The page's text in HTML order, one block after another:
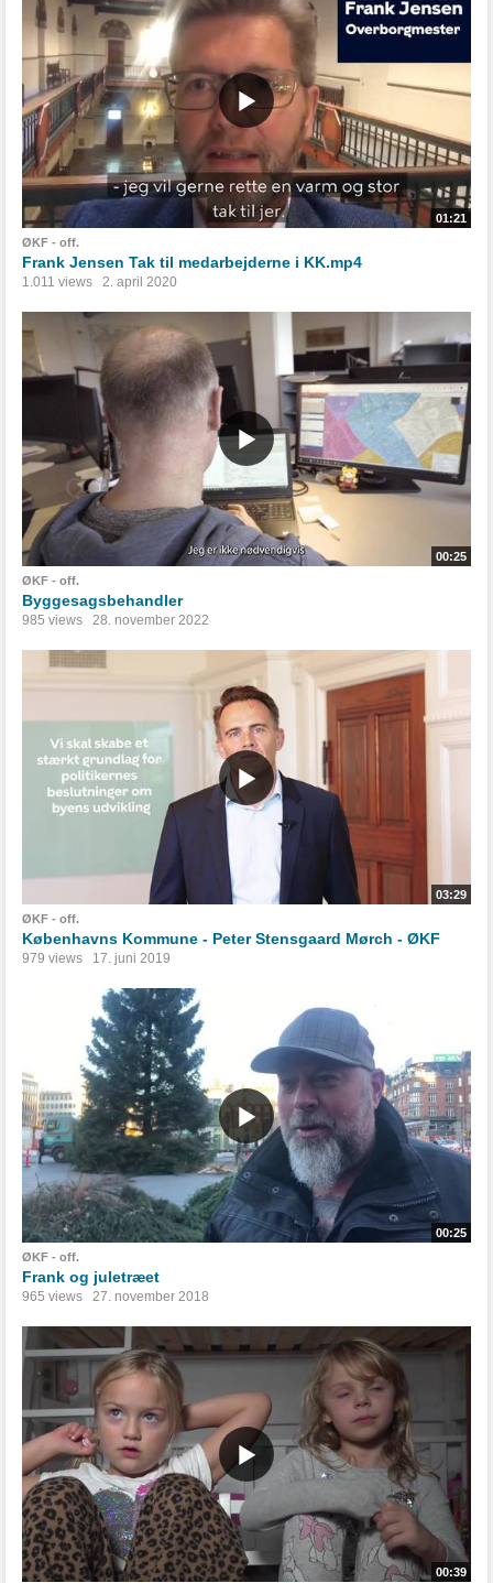
01:21
ØKF - off.
Frank Jensen Tak til medarbejderne i KK.mp4
1.011 views 2. april 2020
00:25
ØKF - off.
Byggesagsbehandler
985 views 28. november 2022
03:29
ØKF - off.
Københavns Kommune - Peter Stensgaard Mørch - ØKF
979 views 17. juni 2019
00:25
ØKF - off.
Frank og juletræet
965 views 27. november 2018
00:39